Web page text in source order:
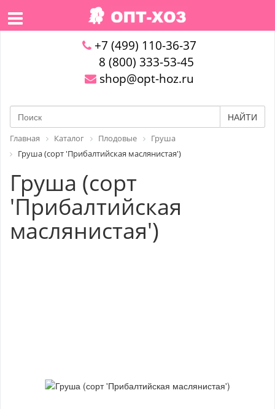
+7 (499) 110-36-37
8 (800) 333-53-45
shop@opt-hoz.ru
НАЙТИ
Главная Каталог Плодовые
Груша
Груша (сорт 'Прибалтийская маслянистая')
Груша (сорт
'Прибалтийская
маслянистая')